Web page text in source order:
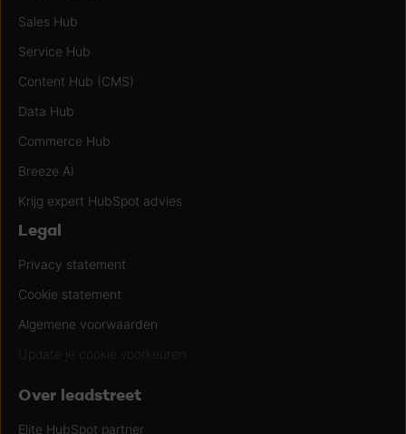
Sales Hub
Service Hub
Content Hub (CMS)
Data Hub
Commerce Hub
Breeze AI
Krijg expert HubSpot advies
Legal
Privacy statement
Cookie statement
Algemene voorwaarden
Update je cookie voorkeuren
Over leadstreet
Elite HubSpot partner